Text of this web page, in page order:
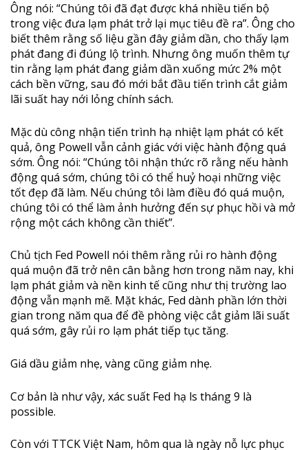
Ông nói: “Chúng tôi đã đạt được khá nhiều tiến bộ
trong việc đưa lạm phát trở lại mục tiêu đề ra”. Ông cho
biết thêm rằng số liệu gần đây giảm dần, cho thấy lạm
phát đang đi đúng lộ trình. Nhưng ông muốn thêm tự
tin rằng lạm phát đang giảm dần xuống mức 2% một
cách bền vững, sau đó mới bắt đầu tiến trình cắt giảm
lãi suất hay nới lỏng chính sách.
Mặc dù công nhận tiến trình hạ nhiệt lạm phát có kết
quả, ông Powell vẫn cảnh giác với việc hành động quá
sớm. Ông nói: “Chúng tôi nhận thức rõ rằng nếu hành
động quá sớm, chúng tôi có thể huỷ hoại những việc
tốt đẹp đã làm. Nếu chúng tôi làm điều đó quá muộn,
chúng tôi có thể làm ảnh hưởng đến sự phục hồi và mở
rộng một cách không cần thiết”.
Chủ tịch Fed Powell nói thêm rằng rủi ro hành động
quá muộn đã trở nên cân bằng hơn trong năm nay, khi
lạm phát giảm và nền kinh tế cũng như thị trường lao
động vẫn mạnh mẽ. Mặt khác, Fed dành phần lớn thời
gian trong năm qua để đề phòng việc cắt giảm lãi suất
quá sớm, gây rủi ro lạm phát tiếp tục tăng.
Giá dầu giảm nhẹ, vàng cũng giảm nhẹ.
Cơ bản là như vậy, xác suất Fed hạ ls tháng 9 là
possible.
Còn với TTCK Việt Nam, hôm qua là ngày nỗ lực phục